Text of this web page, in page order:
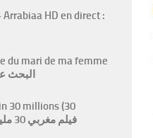
HD en direct :
du mari de ma femme
البحث
30 millions (30
Melyoun) فيلم مغربي 30 مليون